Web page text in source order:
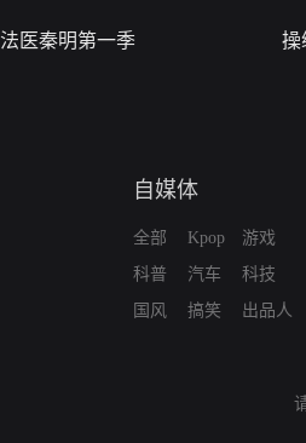
法医秦明第一季 操
自媒体
全部
科普
国风
Kpop
汽车
搞笑
游戏
科技
出品人